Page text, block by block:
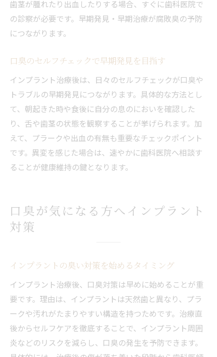
有効
定期的なセルフチェックで口臭を早期発見
法
インプラント周囲炎による臭いの注意点
インプラント周囲炎が口臭に及ぼす深刻な
影響
炎症を防ぐためのインプラントケアの基本
インプラント根元の細菌繁殖と臭い対策の
重要性
インプラント周囲炎の初期症状と口臭の関
定期検診でインプラント臭いを未然に防ぐ
方法
歯茎が腫れたり出血したりする場合、すぐに歯科医院で
の診察が必要です。早期発見・早期治療が腐敗臭の予防
につながります。
口臭のセルフチェックで早期発見を目指す
インプラント治療後は、日々のセルフチェックが口臭や
トラブルの早期発見につながります。具体的な方法とし
て、朝起きた時や食後に自分の息のにおいを確認した
り、舌や歯茎の状態を観察することが挙げられます。加
えて、プラークや出血の有無も重要なチェックポイント
です。異変を感じた場合は、速やかに歯科医院へ相談す
ることが健康維持の鍵となります。
口臭が気になる方へインプラント
対策
インプラントの臭い対策を始めるタイミング
インプラント治療後、口臭対策は早めに始めることが重
要です。理由は、インプラントは天然歯と異なり、プラ
ークや汚れがたまりやすい構造を持つためです。治療直
後からセルフケアを徹底することで、インプラント周囲
炎などのリスクを減らし、口臭の発生を予防できます。